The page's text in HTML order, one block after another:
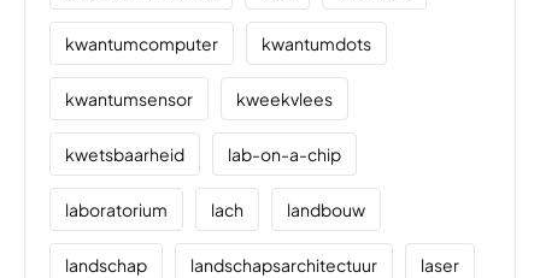
kwantumcomputer kwantumdots
kwantumsensor kweekvlees
kwetsbaarheid lab-on-a-chip
laboratorium lach landbouw
landschap landschapsarchitectuur laser